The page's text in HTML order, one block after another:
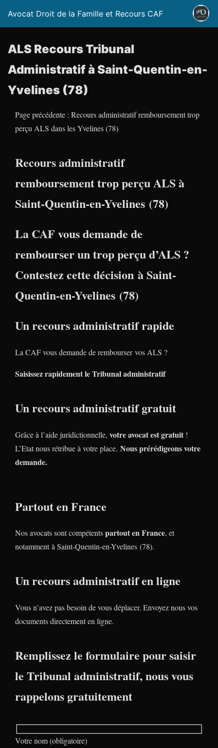
Avocat Droit de la Famille et Recours CAF
ALS Recours Tribunal
Administratif à Saint-Quentin-en-
Yvelines (78)
Page précédente : Recours administratif remboursement trop
perçu ALS dans les Yvelines (78)
Recours administratif
remboursement trop perçu ALS à
Saint-Quentin-en-Yvelines (78)
La CAF vous demande de
rembourser un trop perçu d’ALS ?
Contestez cette décision à Saint-
Quentin-en-Yvelines (78)
Un recours administratif rapide
La CAF vous demande de rembourser vos ALS ?
Saisissez rapidement le Tribunal administratif
Un recours administratif gratuit
Grâce à l’aide juridictionnelle, votre avocat est gratuit !
L’Etat nous rétribue à votre place. Nous prérédigeons votre
demande.
Partout en France
Nos avocats sont compétentspartout en France, et
notamment à Saint-Quentin-en-Yvelines (78).
Un recours administratif en ligne
Vous n’avez pas besoin de vous déplacer. Envoyez nous vos
documents directement en ligne.
Remplissez le formulaire pour saisir
le Tribunal administratif, nous vous
rappelons gratuitement
Votre nom (obligatoire)